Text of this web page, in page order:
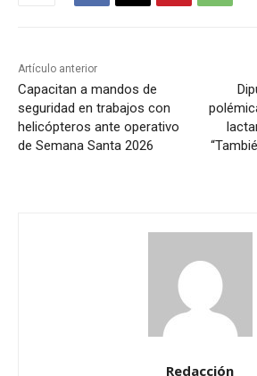
Artículo anterior
Capacitan a mandos de
seguridad en trabajos con
helicópteros ante operativo
de Semana Santa 2026
Redacción